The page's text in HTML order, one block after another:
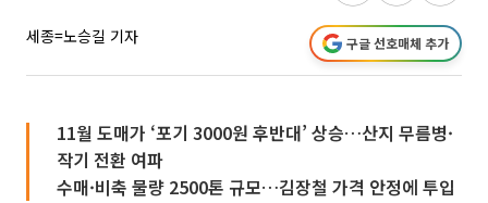
세종=노승길 기자 구글 선호매체 추가
11월 도매가 ‘포기 3000원 후반대’ 상승…산지 무름병·
작기 전환 여파
수매·비축 물량 2500톤 규모…김장철 가격 안정에 투입